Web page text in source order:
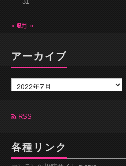
« 6月8月 »
アーカイブ
ー
カ
ブ RSS
各種リンク